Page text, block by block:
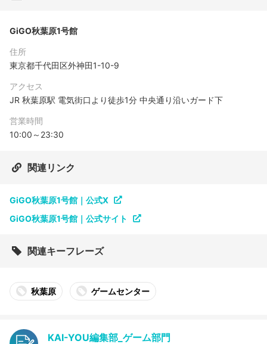
GiGO秋葉原1号館
住所
東京都千代田区外神田1-10-9
アクセス
JR 秋葉原駅 電気街口より徒歩1分 中央通り沿いガード下
営業時間
10:00～23:30
関連リンク
GiGO秋葉原1号館｜公式X
GiGO秋葉原1号館｜公式サイト
関連キーフレーズ
秋葉原 ゲームセンター
KAI-YOU編集部_ゲーム部門